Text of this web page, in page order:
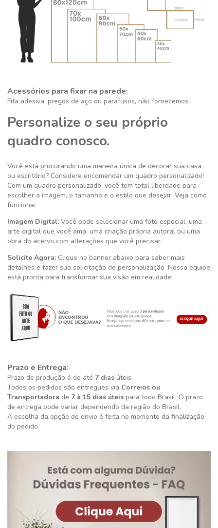
Acessórios para fixar na parede:
Fita adesiva, pregos de aço ou parafusos, não fornecemos.
Personalize o seu próprio
quadro conosco.
Você está procurando uma maneira única de decorar sua casa
ou escritório? Considere encomendar um quadro personalizado!
Com um quadro personalizado, você tem total liberdade para
escolher a imagem, o tamanho e o estilo que desejar. Veja como
funciona:
Imagem Digital: Você pode selecionar uma foto especial, uma
arte digital que você ama, uma criação própria autoral ou uma
obra do acervo com alterações que você precisar.
Solicite Agora: Clique no banner abaixo para saber mais
detalhes e fazer sua solicitação de personalização. Nossa equipe
está pronta para transformar sua visão em realidade!
Prazo e Entrega:
Prazo de produção é de até 7 dias úteis.
Todos os pedidos são entregues via Correios ou
Transportadora de 7 à 15 dias úteis para todo Brasil. O prazo
de entrega pode variar dependendo da região do Brasil.
A escolha da opção de envio é feita no momento da finalização
do pedido.